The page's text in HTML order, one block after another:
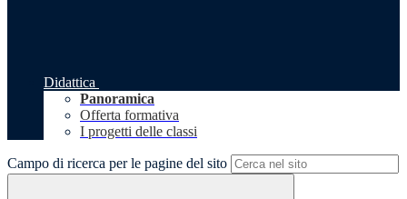
Didattica
Panoramica
Offerta formativa
I progetti delle classi
Campo di ricerca per le pagine del sito